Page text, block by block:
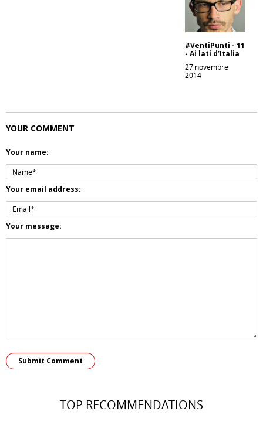
#VentiPunti - 11
- Ai lati d’Italia
27 novembre
2014
YOUR COMMENT
Your name:
Your email address:
Your message:
Submit Comment
TOP RECOMMENDATIONS